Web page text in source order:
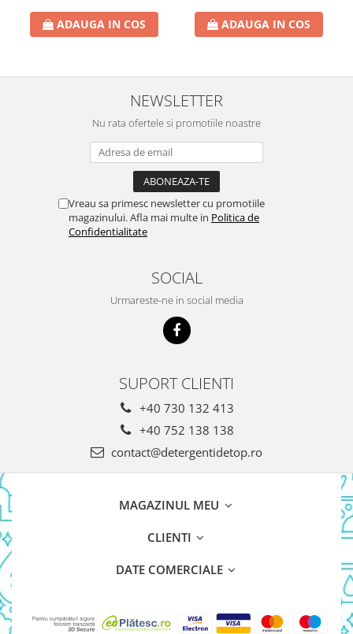
ADAUGA IN COS ADAUGA IN COS
NEWSLETTER
Nu rata ofertele si promotiile noastre
Vreau sa primesc newsletter cu promotiile
magazinului. Afla mai multe in Politica de
Confidentialitate
SOCIAL
Urmareste-ne in social media
SUPORT CLIENTI
+40 730 132 413
+40 752 138 138
contact@detergentidetop.ro
MAGAZINUL MEU
CLIENTI
DATE COMERCIALE